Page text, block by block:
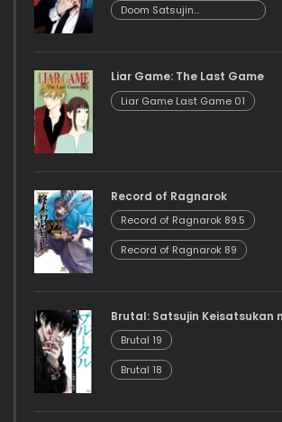
Danzairoku 06.02
Doom Satsujin
Keisatsukan no
Liar Game: The Last Game
Liar Game Last Game 01
Record of Ragnarok
Record of Ragnarok 89.5
Record of Ragnarok 89
Brutal: Satsujin Keisatsukan
Brutal 19
Brutal 18